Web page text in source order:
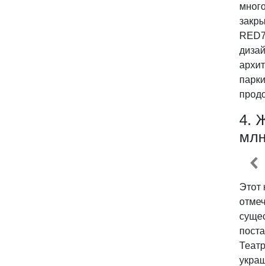
4.
Этот